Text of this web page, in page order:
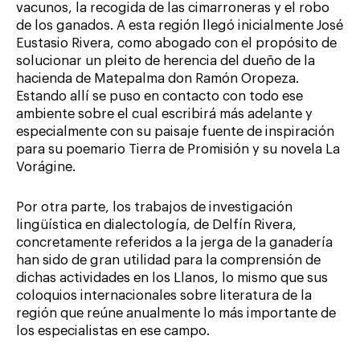
vacunos, la recogida de las cimarroneras y el robo
de los ganados. A esta región llegó inicialmente José
Eustasio Rivera, como abogado con el propósito de
solucionar un pleito de herencia del dueño de la
hacienda de Matepalma don Ramón Oropeza.
Estando allí se puso en contacto con todo ese
ambiente sobre el cual escribirá más adelante y
especialmente con su paisaje fuente de inspiración
para su poemario Tierra de Promisión y su novela La
Vorágine.
Por otra parte, los trabajos de investigación
lingüística en dialectología, de Delfín Rivera,
concretamente referidos a la jerga de la ganadería
han sido de gran utilidad para la comprensión de
dichas actividades en los Llanos, lo mismo que sus
coloquios internacionales sobre literatura de la
región que reúne anualmente lo más importante de
los especialistas en ese campo.